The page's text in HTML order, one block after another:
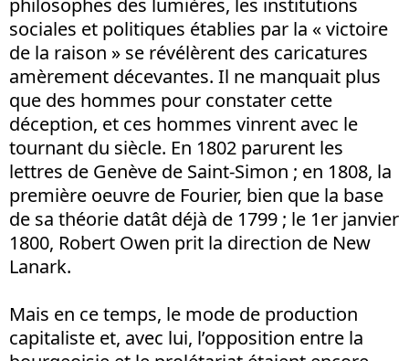
sociales et politiques établies par la « victoire
de la raison » se révélèrent des caricatures
amèrement décevantes. Il ne manquait plus
que des hommes pour constater cette
déception, et ces hommes vinrent avec le
tournant du siècle. En 1802 parurent les
lettres de Genève de Saint-Simon ; en 1808, la
première oeuvre de Fourier, bien que la base
de sa théorie datât déjà de 1799 ; le 1er janvier
1800, Robert Owen prit la direction de New
Lanark.
Mais en ce temps, le mode de production
capitaliste et, avec lui, l’opposition entre la